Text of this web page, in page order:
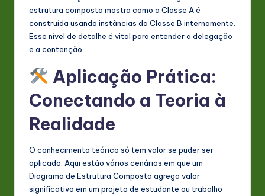
estrutura composta mostra como a Classe A é
construída usando instâncias da Classe B internamente.
Esse nível de detalhe é vital para entender a delegação
e a contenção.
Aplicação Prática:
Conectando a Teoria à
Realidade
O conhecimento teórico só tem valor se puder ser
aplicado. Aqui estão vários cenários em que um
Diagrama de Estrutura Composta agrega valor
significativo em um projeto de estudante ou trabalho